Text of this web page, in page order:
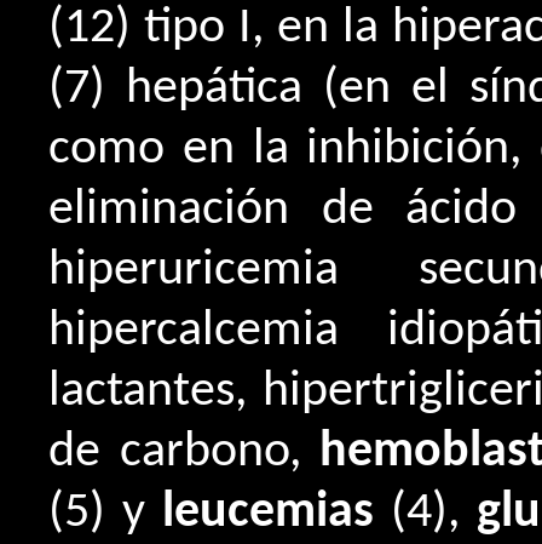
(12) tipo I, en la
(7) hepática (en el
como en la inhibición,
eliminación de
hiperuricemia
hipercalcemia
lactantes,
de carbono,
(5) y leucemias (4),